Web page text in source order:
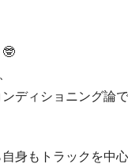
🤓
ディショニング論
身もトラックを中